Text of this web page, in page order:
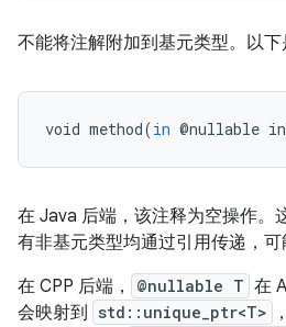
不能将注解附加到基元类型。以下
void method(in @nullable
在 Java 后端，该注释为空操作。
有非基元类型均通过引用传递，可
在 CPP 后端，
@nullable T 在
会映射到
std::unique_ptr<T>